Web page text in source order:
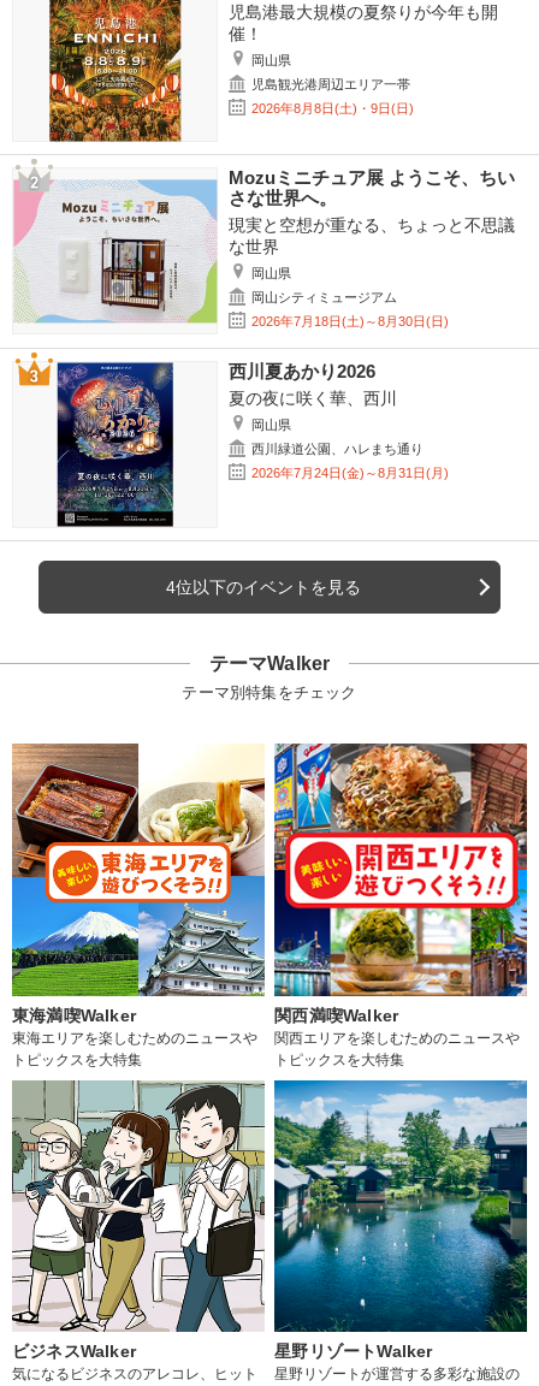
児島港最大規模の夏祭りが今年も開
催！
岡山県
児島観光港周辺エリア一帯
2026年8月8日(土)・9日(日)
Mozuミニチュア展 ようこそ、ちい
さな世界へ。
現実と空想が重なる、ちょっと不思議
な世界
岡山県
岡山シティミュージアム
2026年7月18日(土)～8月30日(日)
西川夏あかり2026
夏の夜に咲く華、西川
岡山県
西川緑道公園、ハレまち通り
2026年7月24日(金)～8月31日(月)
4位以下のイベントを見る
テーマWalker
テーマ別特集をチェック
東海満喫Walker
東海エリアを楽しむためのニュースや
トピックスを大特集
関西満喫Walker
関西エリアを楽しむためのニュースや
トピックスを大特集
ビジネスWalker
気になるビジネスのアレコレ、ヒット
星野リゾートWalker
星野リゾートが運営する多彩な施設の